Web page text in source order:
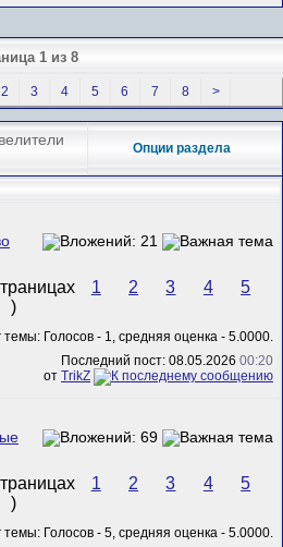
1 из 8
2 3 4 5 6 7 8 >
Опции раздела
1 2 3 4
5
)
Последний пост: 08.05.2026 00:20
от TrikZ
1 2 3 4
5
)